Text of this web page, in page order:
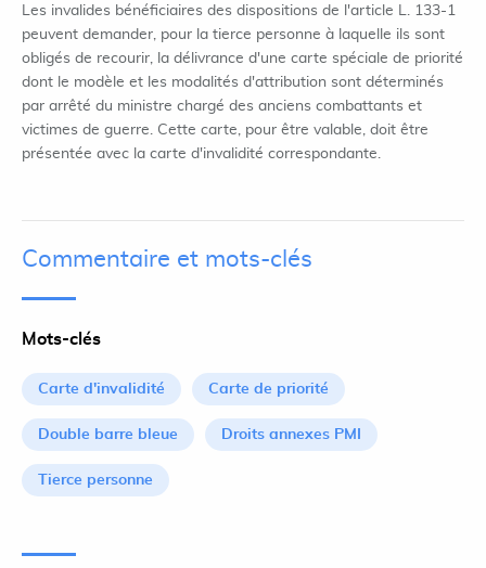
Les invalides bénéficiaires des dispositions de l'article L. 133-1
peuvent demander, pour la tierce personne à laquelle ils sont
obligés de recourir, la délivrance d'une carte spéciale de priorité
dont le modèle et les modalités d'attribution sont déterminés
par arrêté du ministre chargé des anciens combattants et
victimes de guerre. Cette carte, pour être valable, doit être
présentée avec la carte d'invalidité correspondante.
Commentaire et mots-clés
Mots-clés
Carte d'invalidité Carte de priorité
Double barre bleue Droits annexes PMI
Tierce personne